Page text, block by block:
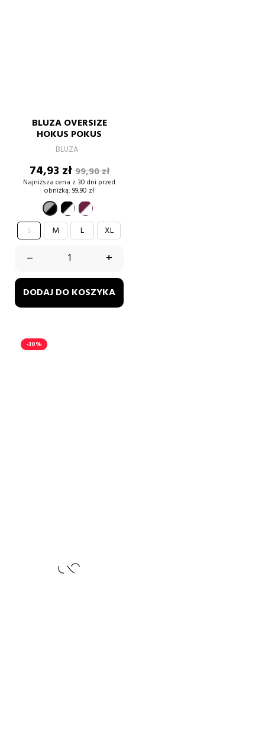
BLUZA OVERSIZE
HOKUS POKUS
BLUZA
Cena
74,93 złCena
podstawowa
99,90 zł
Najniższa cena z 30 dni przed
obniżką: 99,90 zł
szary-
czarny
czarno-
biały
burgund-
biały
S M L XL
– +
DODAJ DO KOSZYKA
-30%